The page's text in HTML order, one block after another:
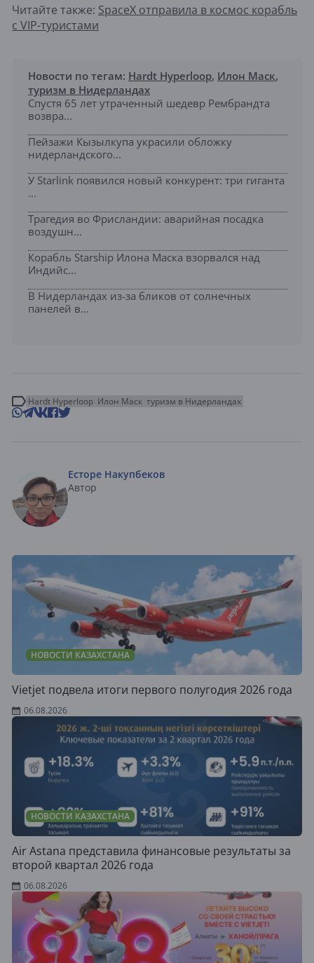
Читайте также: SpaceX отправила в космос корабль
с VIP-туристами
Новости по тегам: Hardt Hyperloop, Илон Маск,
туризм в Нидерландах
Спустя 65 лет утраченный шедевр Рембрандта
возвра...
Пейзажи Кызылкупа украсили обложку
нидерландского...
У Starlink появился новый конкурент: три гиганта
...
Трагедия во Фрисландии: аварийная посадка
воздушн...
Корабль Starship Илона Маска взорвался над
Индийс...
В Нидерландах из-за бликов от солнечных
панелей в...
Hardt Hyperloop Илон Маск туризм в Нидерландах
Есторе Накупбеков
Автор
НОВОСТИ КАЗАХСТАНА
Vietjet подвела итоги первого полугодия 2026 года
06.08.2026
НОВОСТИ КАЗАХСТАНА
Air Astana представила финансовые результаты за
второй квартал 2026 года
06.08.2026